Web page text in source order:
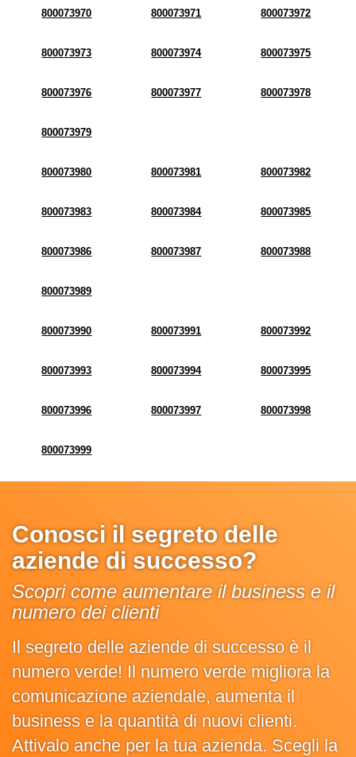
800073970 800073971 800073972
800073973 800073974 800073975
800073976 800073977 800073978
800073979
800073980 800073981 800073982
800073983 800073984 800073985
800073986 800073987 800073988
800073989
800073990 800073991 800073992
800073993 800073994 800073995
800073996 800073997 800073998
800073999
Conosci il segreto delle
aziende di successo?
Scopri come aumentare il business e il
numero dei clienti
Il segreto delle aziende di successo è il
numero verde! Il numero verde migliora la
comunicazione aziendale, aumenta il
business e la quantità di nuovi clienti.
Attivalo anche per la tua azienda. Scegli la